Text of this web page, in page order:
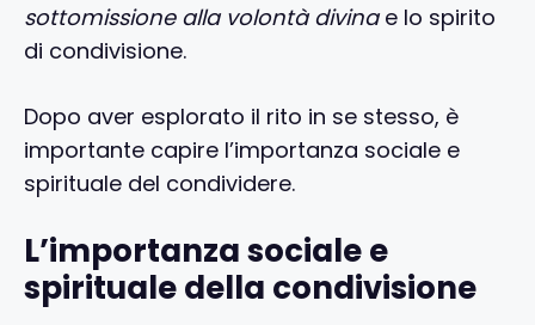
sottomissione alla volontà divinae lo spirito
di condivisione.
Dopo aver esplorato il rito in se stesso, è
importante capire l’importanza sociale e
spirituale del condividere.
L’importanza sociale e
spirituale della condivisione